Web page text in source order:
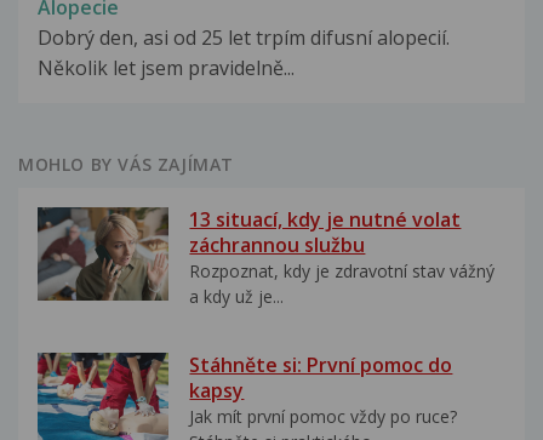
Alopecie
Dobrý den, asi od 25 let trpím difusní alopecií.
Několik let jsem pravidelně...
MOHLO BY VÁS ZAJÍMAT
13 situací, kdy je nutné volat
záchrannou službu
Rozpoznat, kdy je zdravotní stav vážný
a kdy už je...
Stáhněte si: První pomoc do
kapsy
Jak mít první pomoc vždy po ruce?